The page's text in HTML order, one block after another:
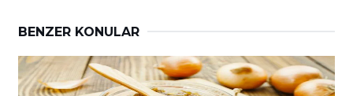
BENZER KONULAR